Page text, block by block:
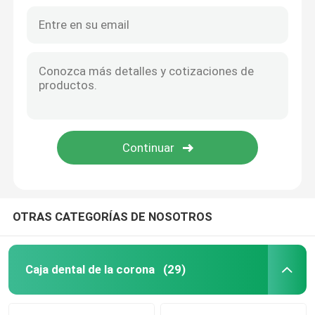
Alineador dental Chewies
Lazos ortodónticos de la ligadura
OTRAS CATEGORÍAS DE NOSOTROS
Caja dental de la corona (29)